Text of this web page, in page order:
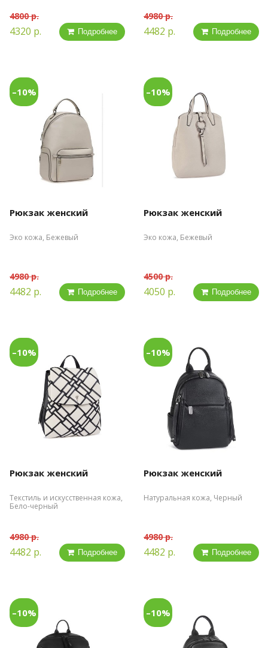
4800 р.
4320 р. Подробнее
4980 р.
4482 р. Подробнее
–10%
Рюкзак женский
Эко кожа, Бежевый
4980 р.
4482 р. Подробнее
–10%
Рюкзак женский
Эко кожа, Бежевый
4500 р.
4050 р. Подробнее
–10%
Рюкзак женский
Текстиль и искусственная кожа,
Бело-черный
4980 р.
4482 р. Подробнее
–10%
Рюкзак женский
Натуральная кожа, Черный
4980 р.
4482 р. Подробнее
–10% –10%